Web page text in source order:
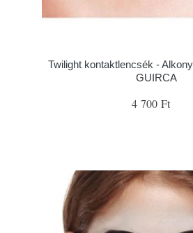
Twilight kontaktlencsék -
GUIRCA
4 700 Ft